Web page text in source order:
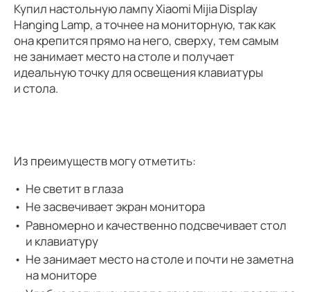
Купил настольную лампу Xiaomi Mijia Display
Hanging Lamp, а точнее на мониторную, так как
она крепится прямо на него, сверху, тем самым
не занимает место на столе и получает
идеальную точку для освещения клавиатуры
и стола.
Из преимуществ могу отметить:
Не светит в глаза
Не засвечивает экран монитора
Равномерно и качественно подсвечивает стол
и клавиатуру
Не занимает место на столе и почти не заметна
на мониторе